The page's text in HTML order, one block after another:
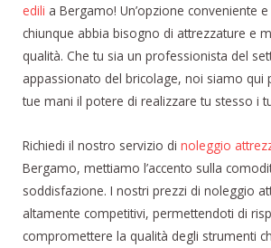
edili a Bergamo! Un’opzione conveniente
chiunque abbia bisogno di attrezzature e
qualità. Che tu sia un professionista del
appassionato del bricolage, noi siamo qui
tue mani il potere di realizzare tu stesso i
Richiedi il nostro servizio di noleggio
Bergamo, mettiamo l’accento sulla
soddisfazione. I nostri prezzi di noleggio
altamente competitivi, permettendoti di
compromettere la qualità degli strumenti